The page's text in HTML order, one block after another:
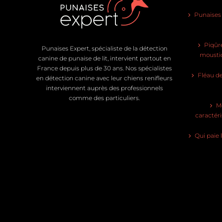
Punaises Expert, spécialiste de la détection
canine de punaise de lit, intervient partout en
France depuis plus de 30 ans. Nos spécialistes
en détection canine avec leur chiens renifleurs
interviennent auprès des professionnels
comme des particuliers.
Fléau
Qui paie